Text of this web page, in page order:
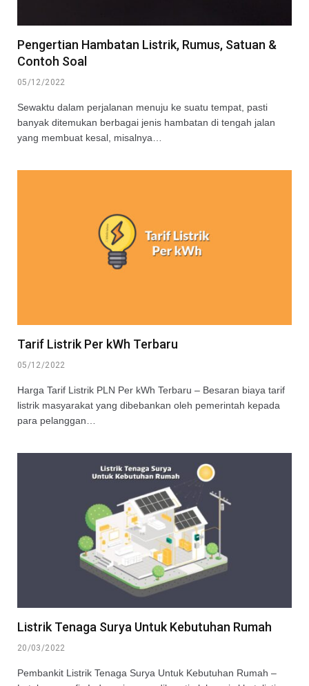
Pengertian Hambatan Listrik, Rumus, Satuan &
Contoh Soal
05/12/2022
Sewaktu dalam perjalanan menuju ke suatu tempat, pasti
banyak ditemukan berbagai jenis hambatan di tengah jalan
yang membuat kesal, misalnya…
Tarif Listrik Per kWh Terbaru
05/12/2022
Harga Tarif Listrik PLN Per kWh Terbaru – Besaran biaya tarif
listrik masyarakat yang dibebankan oleh pemerintah kepada
para pelanggan…
Listrik Tenaga Surya Untuk Kebutuhan Rumah
20/03/2022
Pembankit Listrik Tenaga Surya Untuk Kebutuhan Rumah –